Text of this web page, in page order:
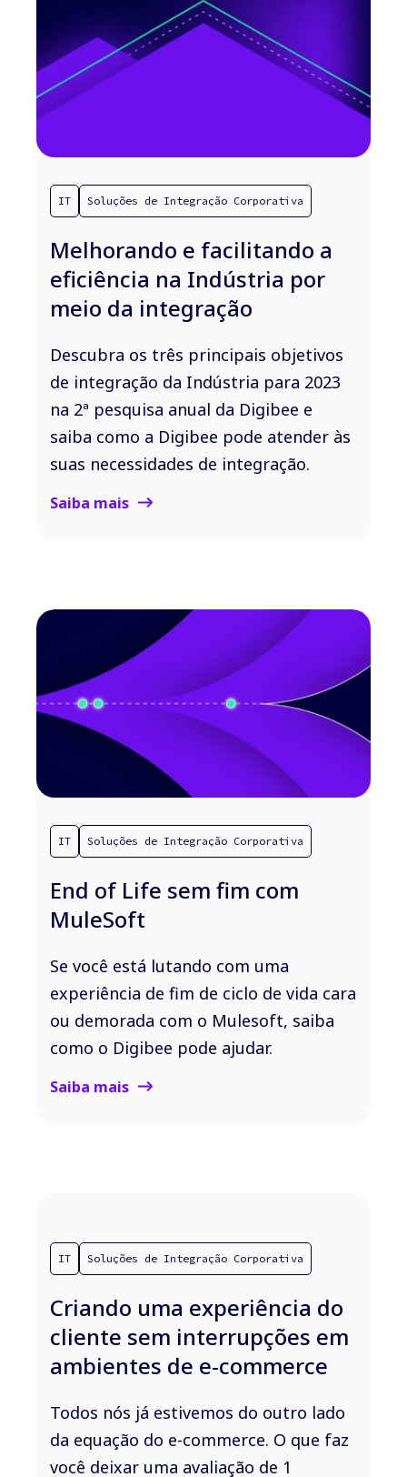
IT Soluções de Integração Corporativa
Melhorando e facilitando a
eficiência na Indústria por
meio da integração
Descubra os três principais objetivos
de integração da Indústria para 2023
na 2ª pesquisa anual da Digibee e
saiba como a Digibee pode atender às
suas necessidades de integração.
Saiba mais
IT Soluções de Integração Corporativa
End of Life sem fim com
MuleSoft
Se você está lutando com uma
experiência de fim de ciclo de vida cara
ou demorada com o Mulesoft, saiba
como o Digibee pode ajudar.
Saiba mais
IT Soluções de Integração Corporativa
Criando uma experiência do
cliente sem interrupções em
ambientes de e-commerce
Todos nós já estivemos do outro lado
da equação do e-commerce. O que faz
você deixar uma avaliação de 1